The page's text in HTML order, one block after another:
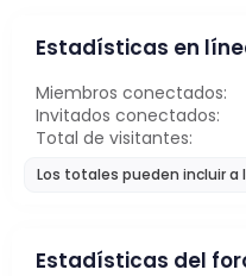
Sábado a las 15:42
U
FULL DUMP NCK.
Estadísticas en
Miembros conectados
Invitados conectados
Total de visitantes
Los totales pueden incluir
Estadísticas del